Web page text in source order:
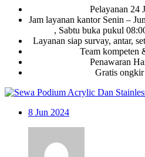
Pelayanan 24
Jam layanan kantor Senin –
, Sabtu buka pukul
Layanan siap survay, antar,
Team kompeten
Penawaran
Gratis
8 Jun 2024